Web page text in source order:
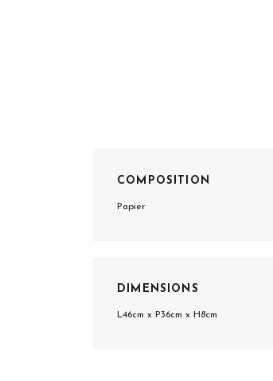
COMPOSITION
Papier
DIMENSIONS
L46cm x P36cm x H8cm